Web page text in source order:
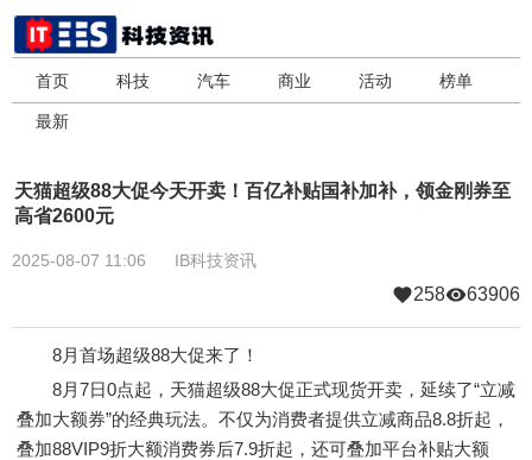
首页 科技 汽车 商业 活动 榜单
最新
天猫超级88大促今天开卖！百亿补贴国补加补，领金刚券至
高省2600元
2025-08-07 11:06 IB科技资讯
258 63906
8月首场超级88大促来了！
8月7日0点起，天猫超级88大促正式现货开卖，延续了“立减
叠加大额券”的经典玩法。不仅为消费者提供立减商品8.8折起，
叠加88VIP9折大额消费券后7.9折起，还可叠加平台补贴大额